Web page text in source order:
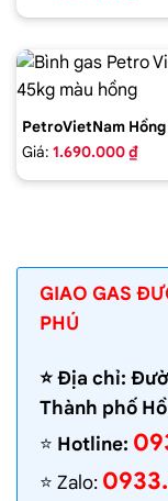
PetroVietNam
Giá: 1.690.000 ₫
GIAO GAS
PHÚ
⭐️ Địa chỉ:
Thành phố
⭐️ Hotline:
⭐️ Zalo: